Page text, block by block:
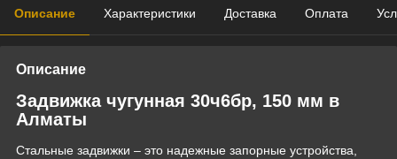
Описание Характеристики Доставка Оплата
Описание
Задвижка чугунная 30ч6бр, 150 мм в
Алматы
Стальные задвижки – это надежные запорные устройства,